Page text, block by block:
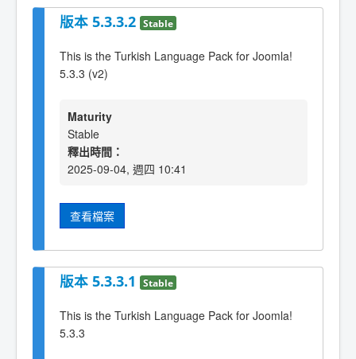
版本 5.3.3.2 Stable
This is the Turkish Language Pack for Joomla!
5.3.3 (v2)
Maturity
Stable
釋出時間：
2025-09-04, 週四 10:41
查看檔案
版本 5.3.3.1 Stable
This is the Turkish Language Pack for Joomla!
5.3.3